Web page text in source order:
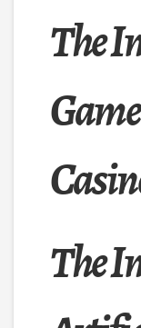
The
The